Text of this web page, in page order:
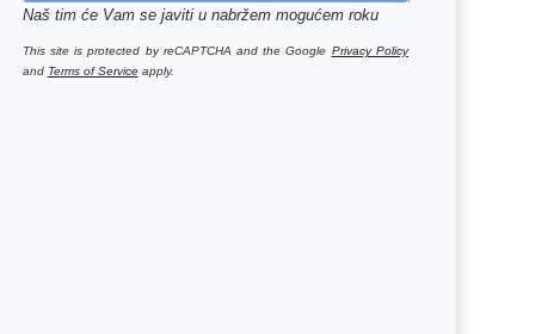
Naš tim će Vam se javiti u nabržem mogućem roku
This site is protected by reCAPTCHA and the Google Privacy Policy
and Terms of Serviceapply.